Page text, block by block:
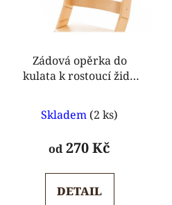
Zádová opěrka do
kulata k rostoucí židli
hodnocení
produktu
5,0
z
Skladem (2 ks)
od270 Kč
DETAIL